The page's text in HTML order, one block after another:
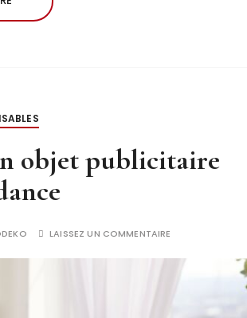
objet publicitaire
LAISSEZ UN COMMENTAIRE